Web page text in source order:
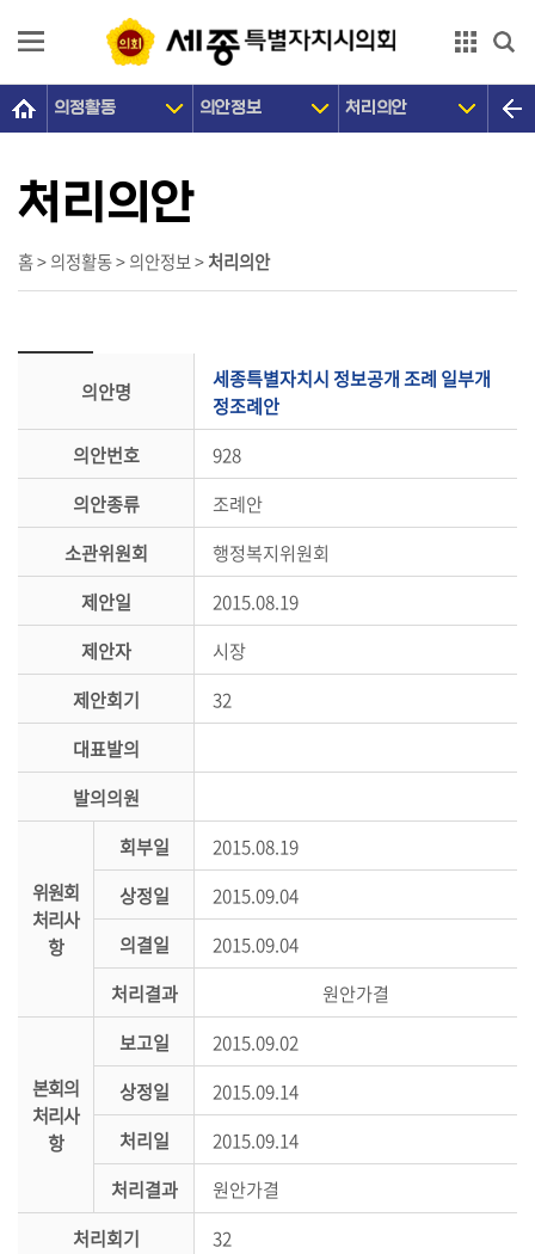
의
개
의
원
장
정
민
여
통
당
의
정
의정활동 의안정보 처리의안
홈 > 의정활동 > 의안정보 >처리의안
처리의안
의안명
세종특별자치시 정보공개 조례 일부개
정조례안
의안번호
928
의안종류
조례안
소관위원회
행정복지위원회
제안일
2015.08.19
제안자
시장
제안회기
32
대표발의
발의의원
위원회
처리사
항
회부일
2015.08.19
상정일
2015.09.04
의결일
2015.09.04
처리결과
원안가결
본회의
처리사
항
보고일
2015.09.02
상정일
2015.09.14
처리일
2015.09.14
처리결과
원안가결
처리회기
32